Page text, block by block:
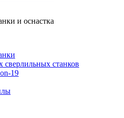
и оснастка
станков
19